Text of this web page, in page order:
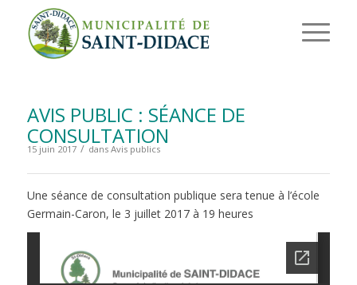
AVIS PUBLIC : SÉANCE DE
CONSULTATION
15 juin 2017 / dans Avis publics
Une séance de consultation publique sera tenue à l’école
Germain-Caron, le 3 juillet 2017 à 19 heures